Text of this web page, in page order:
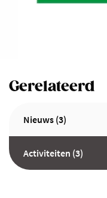
Gerelateerd
Nieuws (3)
Activiteiten (3)